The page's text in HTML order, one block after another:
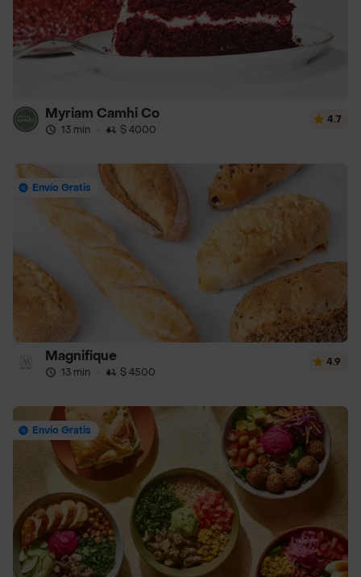
Myriam Camhi Co
13 min · $ 4000
4.7
Envío Gratis
Magnifique
13 min · $ 4500
4.9
Envío Gratis